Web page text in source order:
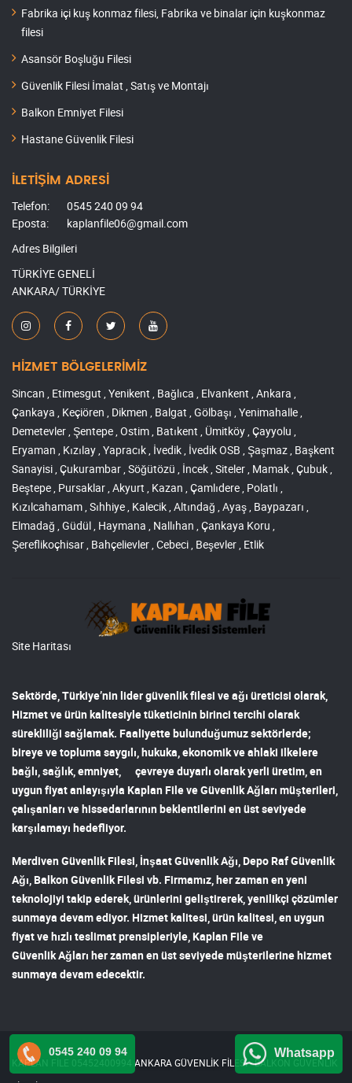
Fabrika içi kuş konmaz filesi, Fabrika ve binalar için kuşkonmaz
filesi
Asansör Boşluğu Filesi
Güvenlik Filesi İmalat , Satış ve Montajı
Balkon Emniyet Filesi
Hastane Güvenlik Filesi
İLETİŞİM ADRESİ
Telefon:
0545 240 09 94
Eposta:
kaplanfile06@gmail.com
Adres Bilgileri
TÜRKİYE GENELİ
ANKARA/ TÜRKİYE
HİZMET BÖLGELERİMİZ
Sincan , Etimesgut , Yenikent , Bağlıca , Elvankent , Ankara ,
Çankaya , Keçiören , Dikmen , Balgat , Gölbaşı , Yenimahalle ,
Demetevler , Şentepe , Ostim , Batıkent , Ümitköy , Çayyolu ,
Eryaman , Kızılay , Yapracık , İvedik , İvedik OSB , Şaşmaz , Başkent
Sanayisi , Çukurambar , Söğütözü , İncek , Siteler , Mamak , Çubuk ,
Beştepe , Pursaklar , Akyurt , Kazan , Çamlıdere , Polatlı ,
Kızılcahamam , Sıhhiye , Kalecik , Altındağ , Ayaş , Baypazarı ,
Elmadağ , Güdül , Haymana , Nallıhan , Çankaya Koru ,
Şereflikoçhisar , Bahçelievler , Cebeci , Beşevler , Etlik
Site Haritası
Sektörde, Türkiye’nin lidergüvenlik filesi ve ağı üreticisi olarak,
Hizmet ve ürün kalitesiyle tüketicinin birinci tercihi olarak
sürekliliği sağlamak. Faaliyette bulunduğumuz sektörlerde;
bireye ve topluma saygılı, hukuka, ekonomik ve ahlaki ilkelere
bağlı, sağlık, emniyet, çevreye duyarlı olarak yerli üretim, en
uygun fiyat anlayışıyla Kaplan File ve Güvenlik Ağları müşterileri,
çalışanları ve hissedarlarının beklentilerini en üst seviyede
karşılamayı hedefliyor.
Merdiven Güvenlik Filesi, İnşaat Güvenlik Ağı, Depo Raf Güvenlik
Ağı, Balkon Güvenlik Filesi vb. Firmamız, her zaman en yeni
teknolojiyi takip ederek, ürünlerini geliştirerek, yenilikçi çözümler
sunmaya devam ediyor. Hizmet kalitesi, ürün kalitesi, en uygun
fiyat ve hızlı teslimat prensipleriyle, Kaplan File ve
Güvenlik Ağları her zaman en üst seviyede müşterilerine hizmet
sunmaya devam edecektir.
KAPLAN FİLE 05452400994 ANKARA GÜVENLİK FİLESİ - BALKON GÜVENLİK
0545 240 09 94 Whatsapp